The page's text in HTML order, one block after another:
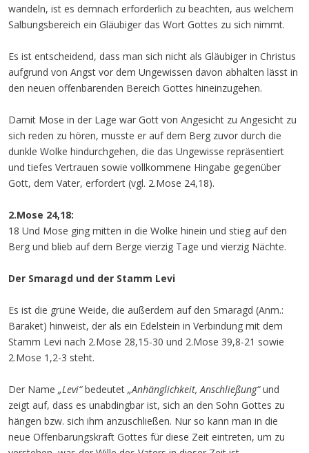
wandeln, ist es demnach erforderlich zu beachten, aus welchem
Salbungsbereich ein Gläubiger das Wort Gottes zu sich nimmt.
Es ist entscheidend, dass man sich nicht als Gläubiger in Christus
aufgrund von Angst vor dem Ungewissen davon abhalten lässt in
den neuen offenbarenden Bereich Gottes hineinzugehen.
Damit Mose in der Lage war Gott von Angesicht zu Angesicht zu
sich reden zu hören, musste er auf dem Berg zuvor durch die
dunkle Wolke hindurchgehen, die das Ungewisse repräsentiert
und tiefes Vertrauen sowie vollkommene Hingabe gegenüber
Gott, dem Vater, erfordert (vgl. 2.Mose 24,18).
2.Mose 24,18:
18 Und Mose ging mitten in die Wolke hinein und stieg auf den
Berg und blieb auf dem Berge vierzig Tage und vierzig Nächte.
Der Smaragd und der Stamm Levi
Es ist die grüne Weide, die außerdem auf den Smaragd (Anm.:
Baraket) hinweist, der als ein Edelstein in Verbindung mit dem
Stamm Levi nach 2.Mose 28,15-30 und 2.Mose 39,8-21 sowie
2.Mose 1,2-3 steht.
Der Name „Levi“bedeutet „Anhänglichkeit, Anschließung“und
zeigt auf, dass es unabdingbar ist, sich an den Sohn Gottes zu
hängen bzw. sich ihm anzuschließen. Nur so kann man in die
neue Offenbarungskraft Gottes für diese Zeit eintreten, um zu